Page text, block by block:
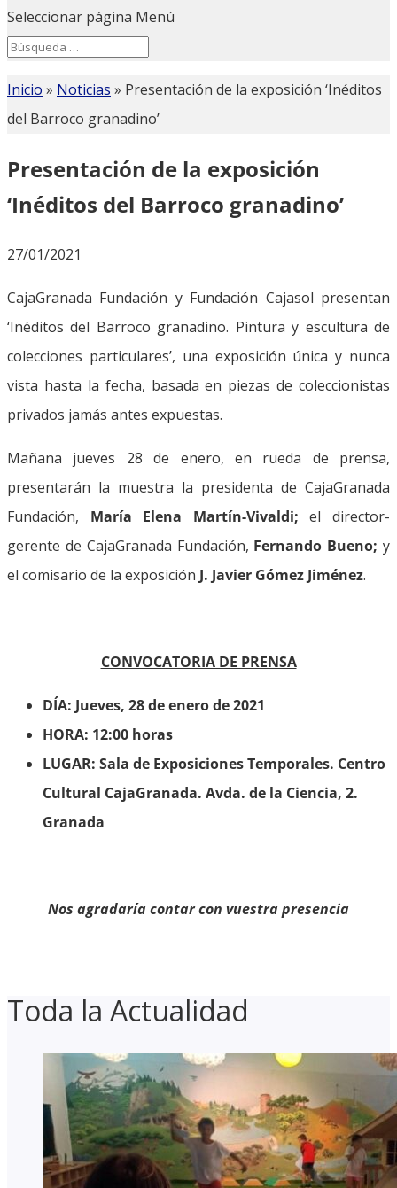
Seleccionar página Menú
Search
for...
Inicio » Noticias » Presentación de la exposición ‘Inéditos
del Barroco granadino’
Presentación de la exposición
‘Inéditos del Barroco granadino’
27/01/2021
CajaGranada Fundación y Fundación Cajasol presentan
‘Inéditos del Barroco granadino. Pintura y escultura de
colecciones particulares’, una exposición única y nunca
vista hasta la fecha, basada en piezas de coleccionistas
privados jamás antes expuestas.
Mañana jueves 28 de enero, en rueda de prensa,
presentarán la muestra la presidenta de CajaGranada
Fundación, María Elena Martín-Vivaldi;el director-
gerente de CajaGranada Fundación, Fernando Bueno; y
el comisario de la exposición J. Javier Gómez Jiménez.
CONVOCATORIA DE PRENSA
DÍA: Jueves, 28 de enero de 2021
HORA: 12:00 horas
LUGAR: Sala de Exposiciones Temporales. Centro
Cultural CajaGranada. Avda. de la Ciencia, 2.
Granada
Nos agradaría contar con vuestra presencia
Toda la Actualidad